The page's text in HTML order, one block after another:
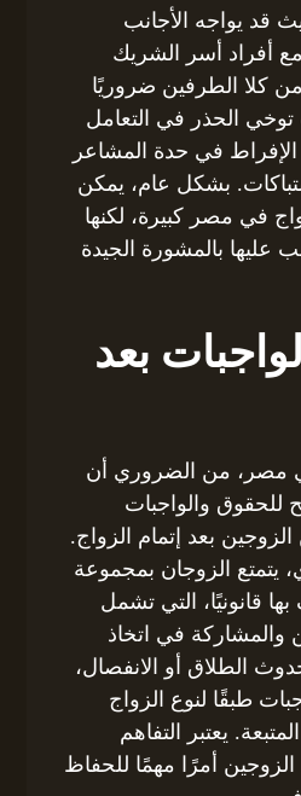
قد يواجه الأجانب
أفراد أسر الشريك
كلا الطرفين ضروريًا
توخي الحذر في التعامل
في حدة المشاعر
بشكل عام، يمكن
في مصر كبيرة، لكنها
عليها بالمشورة الجيدة
بعد
مصر، من الضروري أن
والواجبات
بعد إتمام الزواج.
يتمتع الزوجان بمجموعة
قانونيًا، التي تشمل
والمشاركة في اتخاذ
الطلاق أو الانفصال،
طبقًا لنوع الزواج
يعتبر التفاهم
الزوجين أمرًا مهمًا للحفاظ